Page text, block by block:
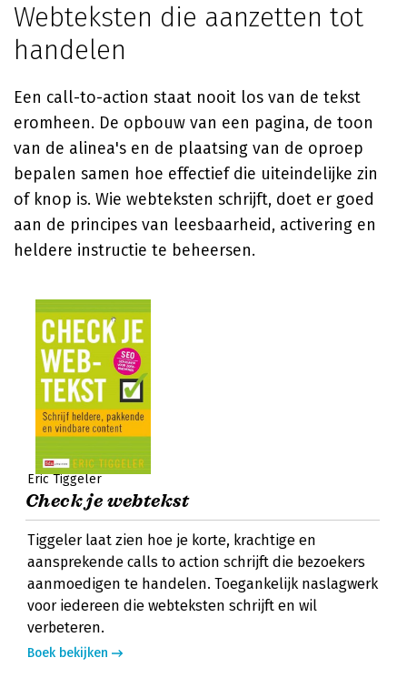
Webteksten die aanzetten tot
handelen
Een call-to-action staat nooit los van de tekst
eromheen. De opbouw van een pagina, de toon
van de alinea's en de plaatsing van de oproep
bepalen samen hoe effectief die uiteindelijke zin
of knop is. Wie webteksten schrijft, doet er goed
aan de principes van leesbaarheid, activering en
heldere instructie te beheersen.
Eric Tiggeler
Check je webtekst
Tiggeler laat zien hoe je korte, krachtige en
aansprekende calls to action schrijft die bezoekers
aanmoedigen te handelen. Toegankelijk naslagwerk
voor iedereen die webteksten schrijft en wil
verbeteren.
Boek bekijken